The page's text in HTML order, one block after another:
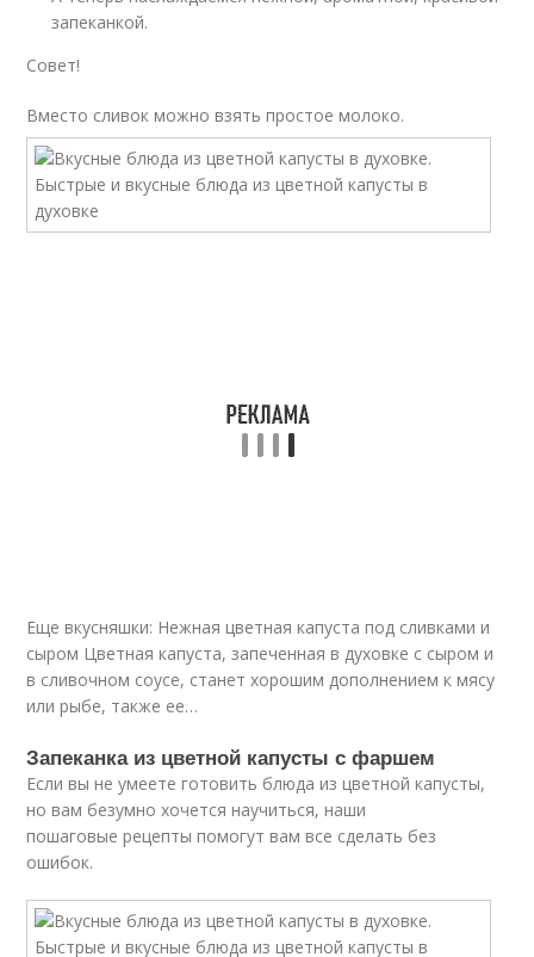
запеканкой.
Совет!
Вместо сливок можно взять простое молоко.
Еще вкусняшки: Нежная цветная капуста под сливками и
сыром Цветная капуста, запеченная в духовке с сыром и
в сливочном соусе, станет хорошим дополнением к мясу
или рыбе, также ее…
Запеканка из цветной капусты с фаршем
Если вы не умеете готовить блюда из цветной капусты,
но вам безумно хочется научиться, наши
пошаговые рецепты помогут вам все сделать без
ошибок.